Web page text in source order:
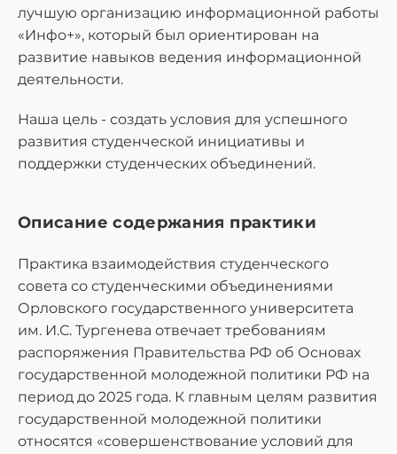
лучшую организацию информационной работы
«Инфо+», который был ориентирован на
развитие навыков ведения информационной
деятельности.
Наша цель - создать условия для успешного
развития студенческой инициативы и
поддержки студенческих объединений.
Описание содержания практики
Практика взаимодействия студенческого
совета со студенческими объединениями
Орловского государственного университета
им. И.С. Тургенева отвечает требованиям
распоряжения Правительства РФ об Основах
государственной молодежной политики РФ на
период до 2025 года. К главным целям развития
государственной молодежной политики
относятся «совершенствование условий для